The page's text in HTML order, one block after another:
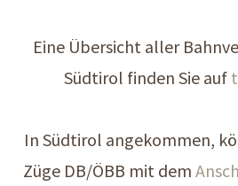
Eine Übersicht aller
Südtirol finden Sie auf
In Südtirol angekommen,
Züge DB/ÖBB mit dem